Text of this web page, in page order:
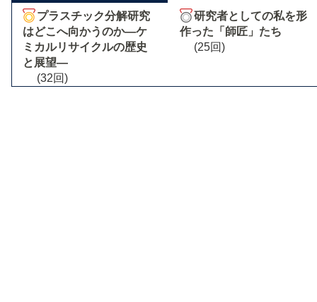
プラスチック分解研究
はどこへ向かうのか―ケ
ミカルリサイクルの歴史
と展望―
(32回)
研究者としての私を形
作った「師匠」たち
(25回)